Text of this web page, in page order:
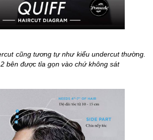
cũng tương tự như kiểu undercut thường.
bên được tỉa gọn vào chứ không sát